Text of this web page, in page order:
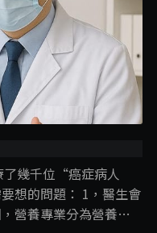
幾千位“癌症病人